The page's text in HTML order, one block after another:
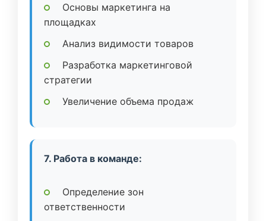
Основы маркетинга на
площадках
Анализ видимости товаров
Разработка маркетинговой
стратегии
Увеличение объема продаж
7. Работа в команде:
Определение зон
ответственности